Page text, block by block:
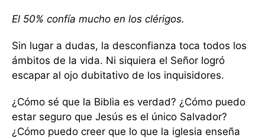
El 50% confía mucho en los clérigos.
Sin lugar a dudas, la desconfianza toca todos los
ámbitos de la vida. Ni siquiera el Señor logró
escapar al ojo dubitativo de los inquisidores.
¿Cómo sé que la Biblia es verdad? ¿Cómo puedo
estar seguro que Jesús es el único Salvador?
¿Cómo puedo creer que lo que la iglesia enseña